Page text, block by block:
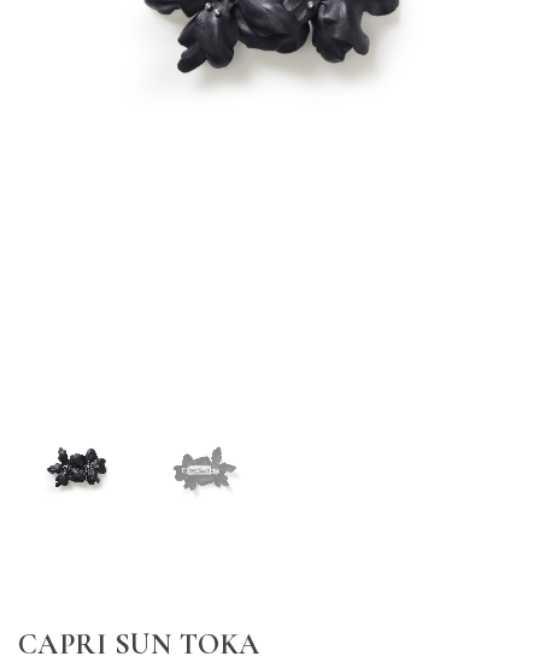
CAPRI SUN TOKA